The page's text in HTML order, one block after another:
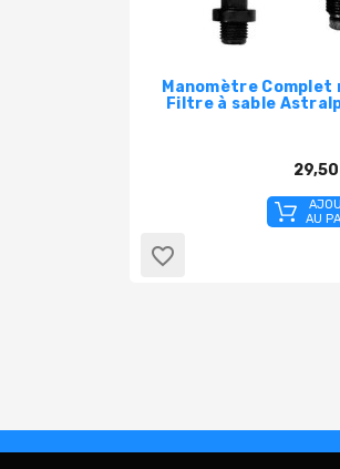
Manomètre
Filtre à sable
AU
favorite_border